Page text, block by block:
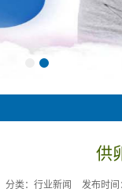
供
分类：行业新闻 发布时